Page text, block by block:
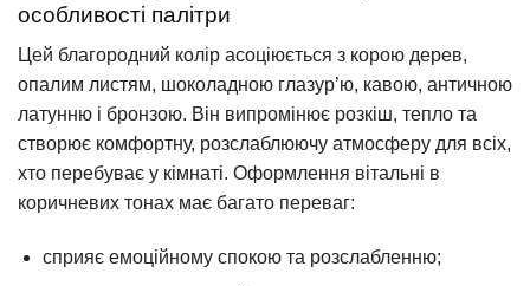
особливості палітри
Цей благородний колір асоціюється з корою дерев,
опалим листям, шоколадною глазур’ю, кавою, античною
латунню і бронзою. Він випромінює розкіш, тепло та
створює комфортну, розслаблюючу атмосферу для всіх,
хто перебуває у кімнаті. Оформлення вітальні в
коричневих тонах має багато переваг:
сприяє емоційному спокою та розслабленню;